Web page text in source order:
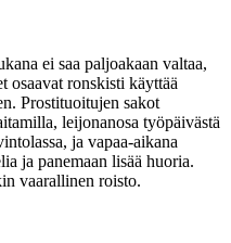
ei saa paljoakaan valtaa,
osaavat ronskisti käyttää
Prostituoitujen sakot
leijonanosa työpäivästä
ja vapaa-aikana
ja panemaan lisää huoria.
vaarallinen roisto.